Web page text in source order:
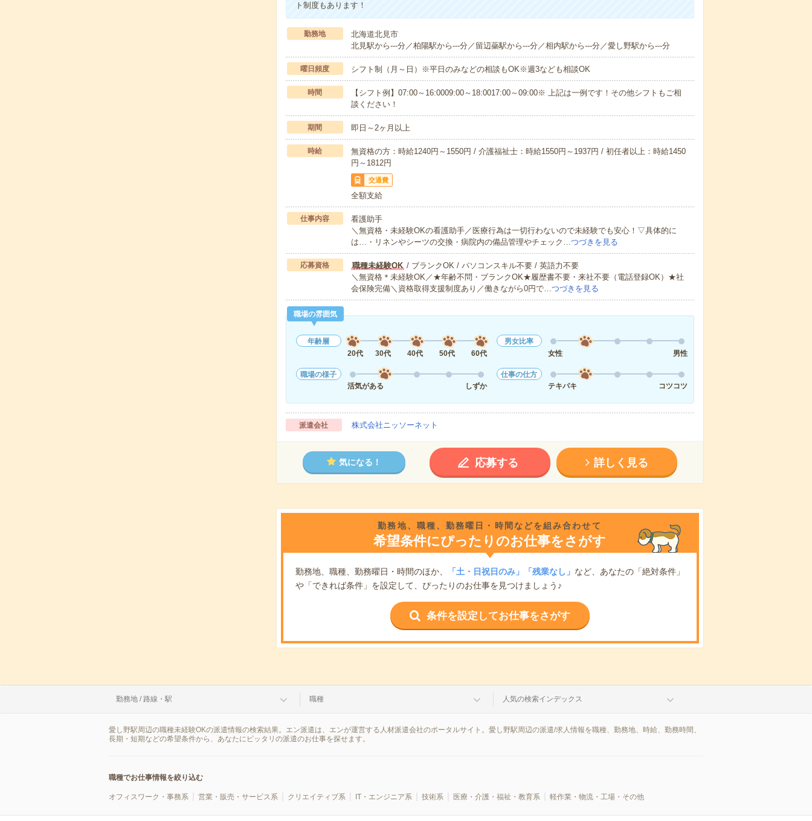
ト制度もあります！
勤務地
北海道北見市
北見駅から---分／柏陽駅から---分／留辺蘂駅から---分／相内駅から---分／愛し野駅から---分
曜日頻度 シフト制（月～日）※平日のみなどの相談もOK※週3なども相談OK
時間
【シフト例】07:00～16:0009:00～18:0017:00～09:00※ 上記は一例です！その他シフトもご相
談ください！
期間 即日～2ヶ月以上
時給
無資格の方：時給1240円～1550円 / 介護福祉士：時給1550円～1937円 / 初任者以上：時給1450
円～1812円
交通費
全額支給
仕事内容
看護助手
＼無資格・未経験OKの看護助手／医療行為は一切行わないので未経験でも安心！▽具体的に
は…・リネンやシーツの交換・病院内の備品管理やチェック…つづきを見る
応募資格 職種未経験OK/ ブランクOK / パソコンスキル不要 / 英語力不要
＼無資格＊未経験OK／★年齢不問・ブランクOK★履歴書不要・来社不要（電話登録OK）★社
会保険完備＼資格取得支援制度あり／働きながら0円で…つづきを見る
職場の雰囲気
年齢層
20代
30代 40代 50代 60代
男女比率
女性
男性
職場の様子
活気がある
しずか
仕事の仕方
テキパキ
コツコツ
派遣会社 株式会社ニッソーネット
気になる！ 応募する 詳しく見る
勤務地、職種、勤務曜日・時間などを組み合わせて
希望条件にぴったりのお仕事をさがす
勤務地、職種、勤務曜日・時間のほか、 「土・日祝日のみ」「残業なし」 など、あなたの「絶対条件」
や「できれば条件」を設定して、ぴったりのお仕事を見つけましょう♪
条件を設定してお仕事をさがす
勤務地 / 路線・駅 職種 人気の検索インデックス
愛し野駅周辺の職種未経験OKの派遣情報の検索結果。エン派遣は、エンが運営する人材派遣会社のポータルサイト。愛し野駅周辺の派遣/求人情報を職種、勤務地、時給、勤務時間、
長期・短期などの希望条件から、あなたにピッタリの派遣のお仕事を探せます。
職種でお仕事情報を絞り込む
オフィスワーク・事務系 営業・販売・サービス系 クリエイティブ系 IT・エンジニア系 技術系 医療・介護・福祉・教育系 軽作業・物流・工場・その他